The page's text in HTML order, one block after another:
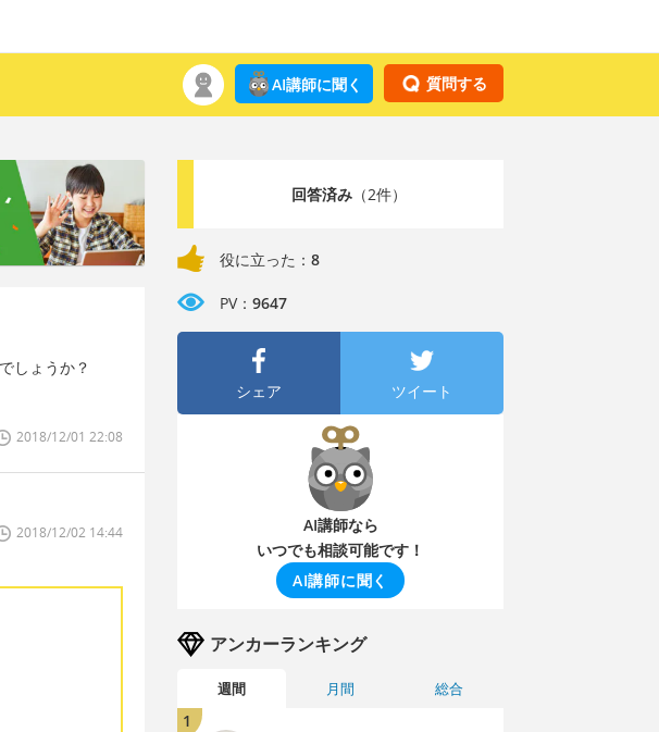
質問する
AI講師に聞く
しょうか？
2018/12/01 22:08
2018/12/02 14:44
回答済み（2件）
役に立った： 8
PV： 9647
シェア ツイート
AI講師なら
いつでも相談可能です！
AI講師に聞く
アンカーランキング
週間 月間 総合
1